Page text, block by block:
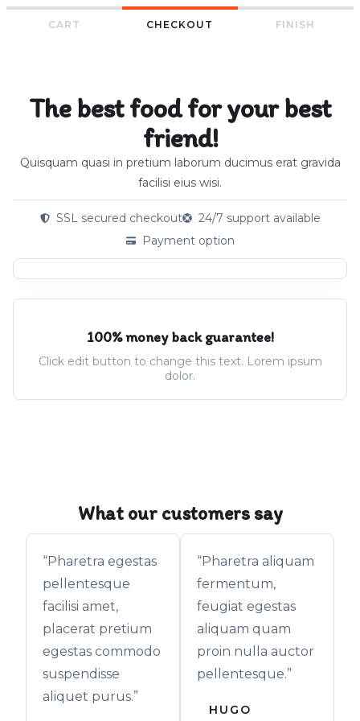
CART CHECKOUT FINISH
The best food for your best
friend!
Quisquam quasi in pretium laborum ducimus erat gravida
facilisi eius wisi.
SSL secured checkout
24/7 support available
Payment option
100% money back guarantee!
Click edit button to change this text. Lorem ipsum
dolor.
What our customers say
“Pharetra egestas
pellentesque
facilisi amet,
placerat pretium
egestas commodo
suspendisse
aliquet purus.”
“Pharetra aliquam
fermentum,
feugiat egestas
aliquam quam
proin nulla auctor
pellentesque.”
HUGO